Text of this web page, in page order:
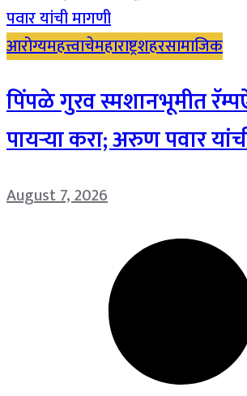
आरोग्यमहत्त्वाचेमहाराष्ट्रशहरसामाजिक
पिंपळे गुरव स्मशानभूमीत
पायऱ्या करा; अरुण पवार
August 7, 2026